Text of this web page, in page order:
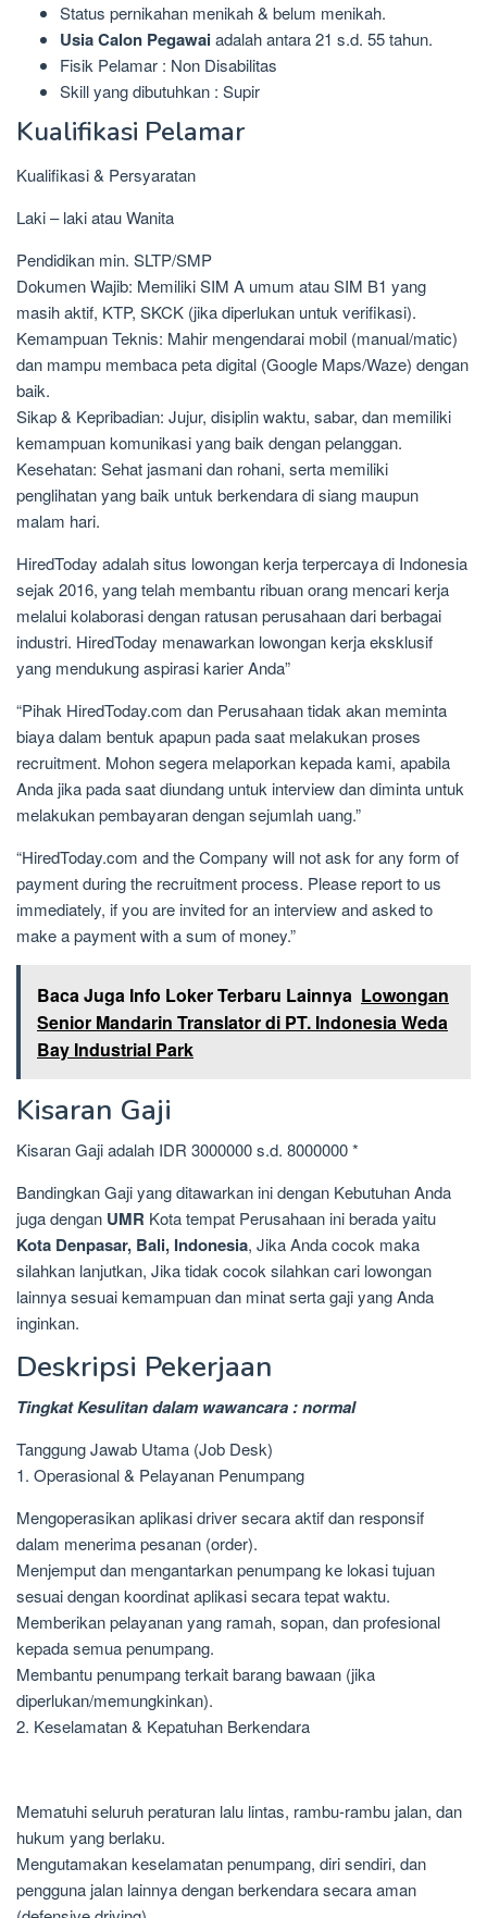
Status pernikahan menikah & belum menikah.
Usia Calon Pegawaiadalah antara 21 s.d. 55 tahun.
Fisik Pelamar : Non Disabilitas
Skill yang dibutuhkan : Supir
Kualifikasi Pelamar
Kualifikasi & Persyaratan
Laki – laki atau Wanita
Pendidikan min. SLTP/SMP
Dokumen Wajib: Memiliki SIM A umum atau SIM B1 yang
masih aktif, KTP, SKCK (jika diperlukan untuk verifikasi).
Kemampuan Teknis: Mahir mengendarai mobil (manual/matic)
dan mampu membaca peta digital (Google Maps/Waze) dengan
baik.
Sikap & Kepribadian: Jujur, disiplin waktu, sabar, dan memiliki
kemampuan komunikasi yang baik dengan pelanggan.
Kesehatan: Sehat jasmani dan rohani, serta memiliki
penglihatan yang baik untuk berkendara di siang maupun
malam hari.
HiredToday adalah situs lowongan kerja terpercaya di Indonesia
sejak 2016, yang telah membantu ribuan orang mencari kerja
melalui kolaborasi dengan ratusan perusahaan dari berbagai
industri. HiredToday menawarkan lowongan kerja eksklusif
yang mendukung aspirasi karier Anda”
“Pihak HiredToday.com dan Perusahaan tidak akan meminta
biaya dalam bentuk apapun pada saat melakukan proses
recruitment. Mohon segera melaporkan kepada kami, apabila
Anda jika pada saat diundang untuk interview dan diminta untuk
melakukan pembayaran dengan sejumlah uang.”
“HiredToday.com and the Company will not ask for any form of
payment during the recruitment process. Please report to us
immediately, if you are invited for an interview and asked to
make a payment with a sum of money.”
Baca Juga Info Loker Terbaru Lainnya Lowongan
Senior Mandarin Translator di PT. Indonesia Weda
Bay Industrial Park
Kisaran Gaji
Kisaran Gaji adalah IDR 3000000 s.d. 8000000 *
Bandingkan Gaji yang ditawarkan ini dengan Kebutuhan Anda
juga dengan UMR Kota tempat Perusahaan ini berada yaitu
Kota Denpasar, Bali, Indonesia, Jika Anda cocok maka
silahkan lanjutkan, Jika tidak cocok silahkan cari lowongan
lainnya sesuai kemampuan dan minat serta gaji yang Anda
inginkan.
Deskripsi Pekerjaan
Tingkat Kesulitan dalam wawancara : normal
Tanggung Jawab Utama (Job Desk)
1. Operasional & Pelayanan Penumpang
Mengoperasikan aplikasi driver secara aktif dan responsif
dalam menerima pesanan (order).
Menjemput dan mengantarkan penumpang ke lokasi tujuan
sesuai dengan koordinat aplikasi secara tepat waktu.
Memberikan pelayanan yang ramah, sopan, dan profesional
kepada semua penumpang.
Membantu penumpang terkait barang bawaan (jika
diperlukan/memungkinkan).
2. Keselamatan & Kepatuhan Berkendara
Mematuhi seluruh peraturan lalu lintas, rambu-rambu jalan, dan
hukum yang berlaku.
Mengutamakan keselamatan penumpang, diri sendiri, dan
pengguna jalan lainnya dengan berkendara secara aman